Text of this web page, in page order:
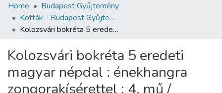
Communities & Collections
All of DSpace
Home
Budapest Gyűjtemény
Kották - Budapest Gyűjtemény
Kolozsvári bokréta 5 eredeti magyar népdal : énekhangra zongorakísérettel : 4. mű /
Kolozsvári bokréta 5 eredeti
magyar népdal : énekhangra
zongorakísérettel : 4. mű /